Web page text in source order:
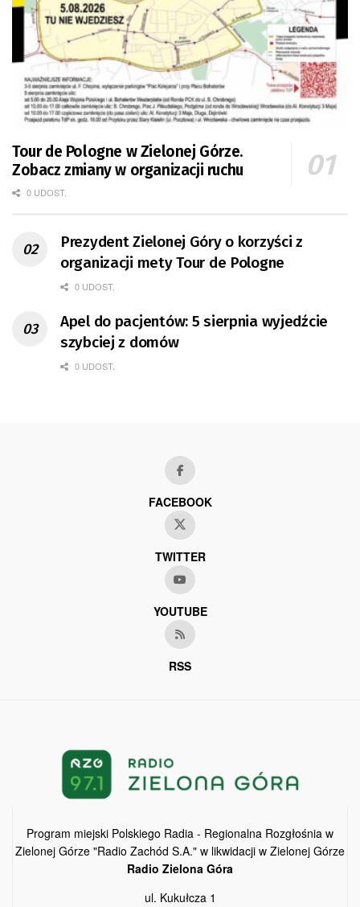
Tour de Pologne w Zielonej Górze.
Zobacz zmiany w organizacji ruchu
0 UDOST.
Prezydent Zielonej Góry o korzyści z
organizacji mety Tour de Pologne
0 UDOST.
Apel do pacjentów: 5 sierpnia wyjedźcie
szybciej z domów
0 UDOST.
FACEBOOK
TWITTER
YOUTUBE
RSS
Program miejski Polskiego Radia - Regionalna Rozgłośnia w
Zielonej Górze "Radio Zachód S.A." w likwidacji w Zielonej Górze
Radio Zielona Góra
ul. Kukułcza 1